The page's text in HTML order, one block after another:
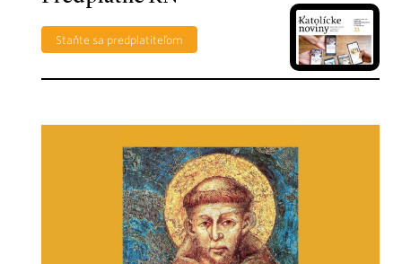
Staňte sa predplatiteľom